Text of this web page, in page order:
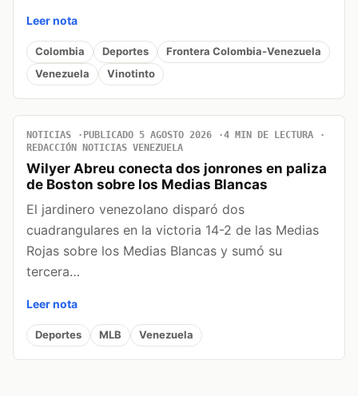
Leer nota
Colombia Deportes
Frontera Colombia-Venezuela
Venezuela
Vinotinto
NOTICIAS PUBLICADO 5 AGOSTO 2026
4 MIN DE LECTURA
REDACCIÓN NOTICIAS VENEZUELA
Wilyer Abreu conecta dos jonrones en paliza
de Boston sobre los Medias Blancas
El jardinero venezolano disparó dos
cuadrangulares en la victoria 14-2 de las Medias
Rojas sobre los Medias Blancas y sumó su
tercera…
Leer nota
Deportes MLB Venezuela